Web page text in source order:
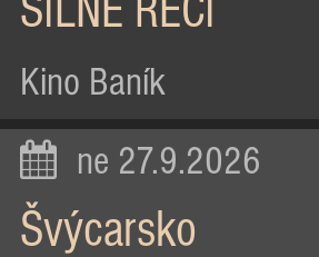
SILNÉ REČI
Kino Baník
ne 27.9.2026
Švýcarsko